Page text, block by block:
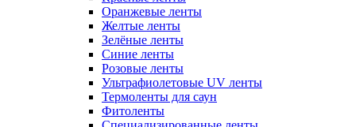
Оранжевые ленты
Желтые ленты
Зелёные ленты
Синие ленты
Розовые ленты
Ультрафиолетовые UV ленты
Термоленты для саун
Фитоленты